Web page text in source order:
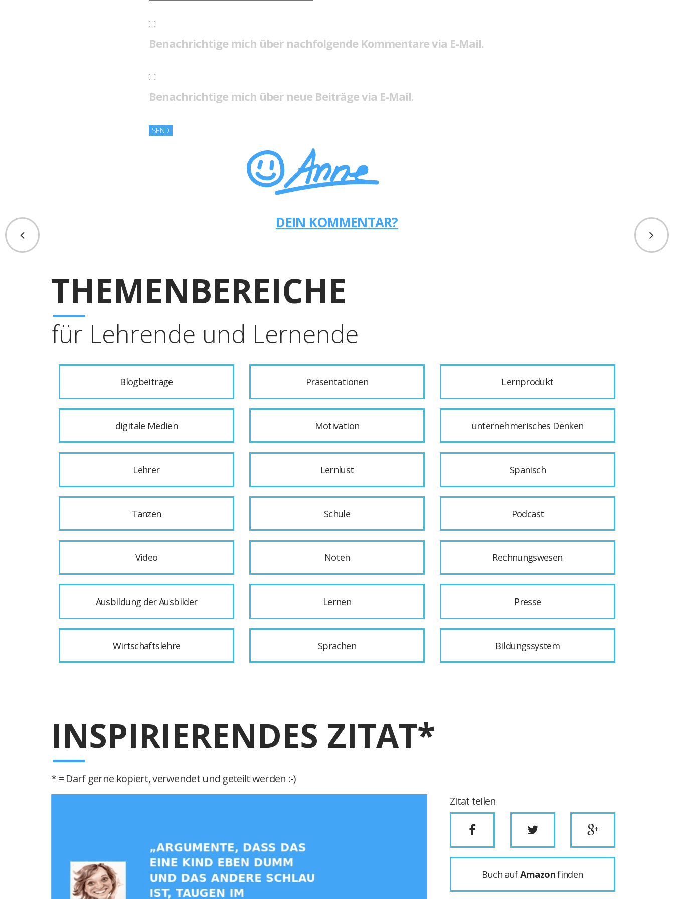
Benachrichtige mich über nachfolgende Kommentare via E-Mail.
Benachrichtige mich über neue Beiträge via E-Mail.
DEIN KOMMENTAR?
THEMENBEREICHE
für Lehrende und Lernende
Blogbeiträge Präsentationen Lernprodukt
digitale Medien Motivation unternehmerisches Denken
Lehrer Lernlust Spanisch
Tanzen Schule Podcast
Video Noten Rechnungswesen
Ausbildung der Ausbilder Lernen Presse
Wirtschaftslehre Sprachen Bildungssystem
INSPIRIERENDES ZITAT*
* = Darf gerne kopiert, verwendet und geteilt werden :-)
Zitat teilen
Buch aufAmazonfinden